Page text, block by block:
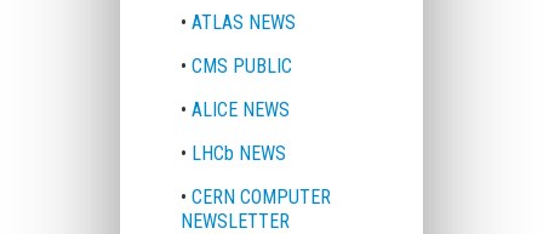
• ATLAS NEWS
• CMS PUBLIC
• ALICE NEWS
• LHCb NEWS
• CERN COMPUTER
NEWSLETTER